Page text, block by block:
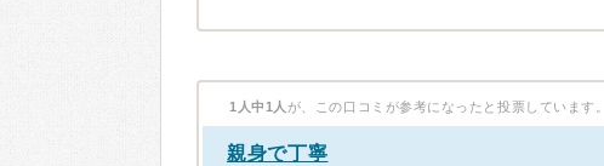
1人中1人 が、この口コミが参考になったと投票しています。
親身で丁寧